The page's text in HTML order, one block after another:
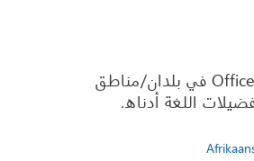
يتوفر Office.com في بلدان/مناطق
اللغة أدناه.